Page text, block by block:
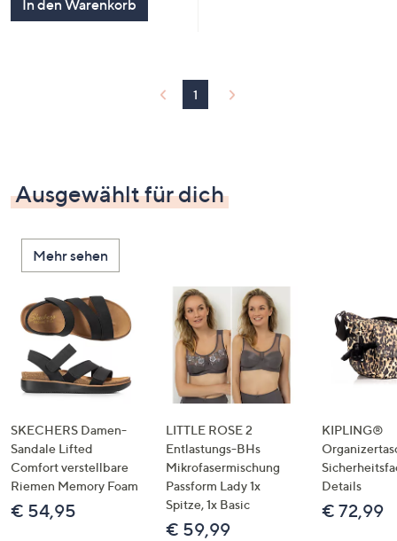
In den Warenkorb
1
Ausgewählt für dich
Mehr sehen
SKECHERS Damen-
Sandale Lifted
Comfort verstellbare
Riemen Memory Foam
€ 54,95
LITTLE ROSE 2
Entlastungs-BHs
Mikrofasermischung
Passform Lady 1x
Spitze, 1x Basic
€ 59,99
KIPLING®
Details
€ 72,99